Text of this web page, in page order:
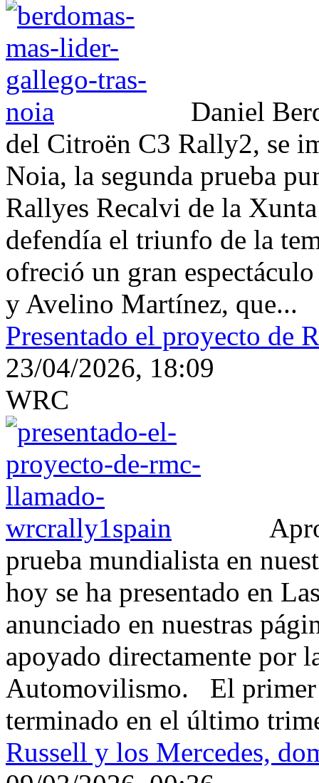
Daniel
del Citroën C3 Rally2, se
Noia, la segunda prueba
Rallyes Recalvi de la
defendía el triunfo de la
ofreció un gran
y Avelino Martínez, que...
Presentado el proyecto de
23/04/2026, 18:09
WRC
prueba mundialista en
hoy se ha presentado en
anunciado en nuestras
apoyado directamente por
Automovilismo. El primer
terminado en el último
Russell y los Mercedes,